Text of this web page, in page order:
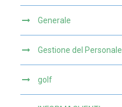
Generale
Gestione del Personale
golf